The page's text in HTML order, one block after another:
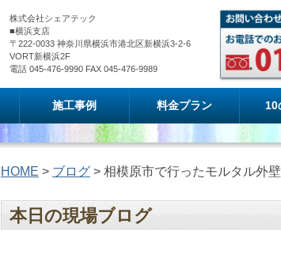
株式会社シェアテック
■横浜支店
〒222-0033 神奈川県横浜市港北区新横浜3-2-6
VORT新横浜2F
電話 045-476-9990 FAX 045-476-9989
施工事例 料金プラン 10
HOME > ブログ> 相模原市で行ったモルタル外
本日の現場ブログ